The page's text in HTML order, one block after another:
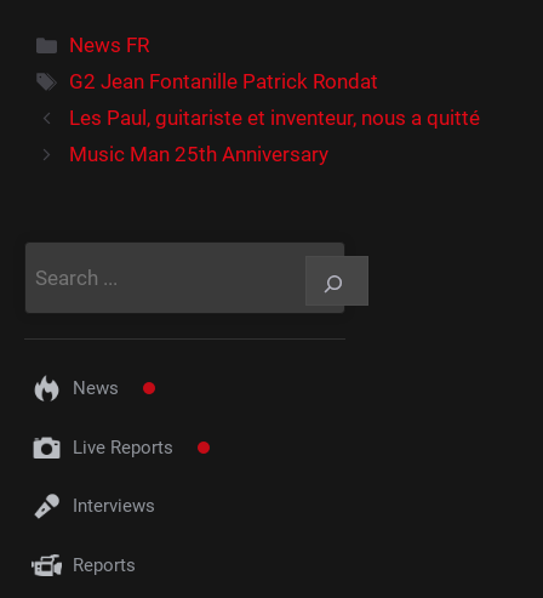
Catégories
News FR
Étiquettes
G2 Jean Fontanille Patrick Rondat
Les Paul, guitariste et inventeur, nous a quitté
Music Man 25th Anniversary
News
Live Reports
Interviews
Reports